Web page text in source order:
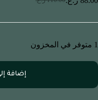
1 متوفر في المخزون
إضافة